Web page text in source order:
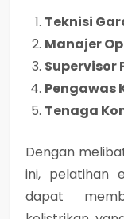
Teknisi
Manajer
Supervisor
Pengawas
Tenaga
Dengan
ini, pelatihan
dapat